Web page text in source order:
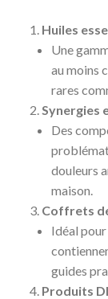
Huiles
Une
au moins
rares
Synergies
Des
douleurs
maison.
Coffrets
Idéal
guides
Produits